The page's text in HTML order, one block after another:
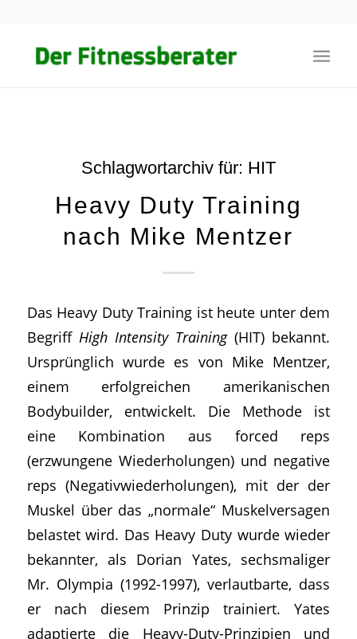
Schlagwortarchiv für: HIT
Heavy Duty Training
nach Mike Mentzer
Das Heavy Duty Training ist heute unter dem
Begriff High Intensity Training(HIT) bekannt.
Ursprünglich wurde es von Mike Mentzer,
einem erfolgreichen amerikanischen
Bodybuilder, entwickelt. Die Methode ist
eine Kombination aus forced reps
(erzwungene Wiederholungen) und negative
reps (Negativwiederholungen), mit der der
Muskel über das „normale“ Muskelversagen
belastet wird. Das Heavy Duty wurde wieder
bekannter, als Dorian Yates, sechsmaliger
Mr. Olympia (1992-1997), verlautbarte, dass
er nach diesem Prinzip trainiert. Yates
adaptierte die Heavy-Duty-Prinzipien und